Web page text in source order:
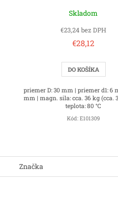
Skladom
€23,24 bez DPH
€28,12
DO KOŠÍKA
priemer D: 30 mm | priemer d1: 6
mm | magn. sila: cca. 36 kg (cca.
teplota: 80 °C
Kód:E101309
Značka